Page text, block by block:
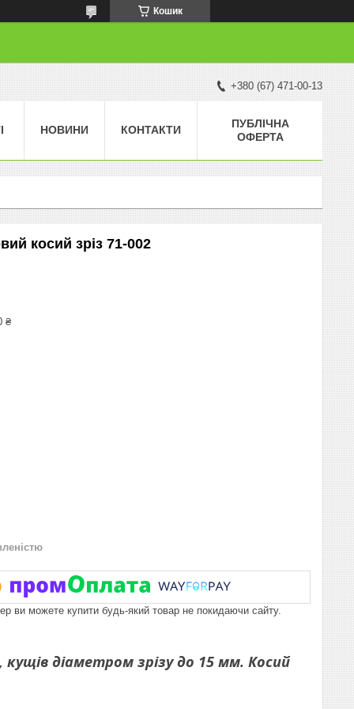
Кошик
+380 (67) 471-00-13
НОВИНИ КОНТАКТИ
ПУБЛІЧНА
ОФЕРТА
косий зріз 71-002
₴
ви можете купити будь-який товар не покидаючи сайту.
діаметром зрізу до 15 мм. Косий